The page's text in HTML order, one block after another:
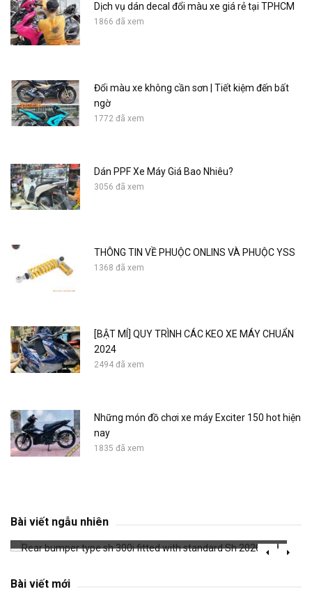
Dịch vụ dán decal đổi màu xe giá rẻ tại TPHCM
1866 đã xem
Đổi màu xe không cần sơn | Tiết kiệm đến bất
ngờ
1772 đã xem
Dán PPF Xe Máy Giá Bao Nhiêu?
3056 đã xem
THÔNG TIN VỀ PHUỘC ONLINS VÀ PHUỘC YSS
1368 đã xem
[BẬT MÍ] QUY TRÌNH CÁC KEO XE MÁY CHUẨN
2024
2494 đã xem
Những món đồ chơi xe máy Exciter 150 hot hiện
nay
1835 đã xem
Bài viết ngẫu nhiên
standard Sh 2020 - Zhipat
Bài viết mới